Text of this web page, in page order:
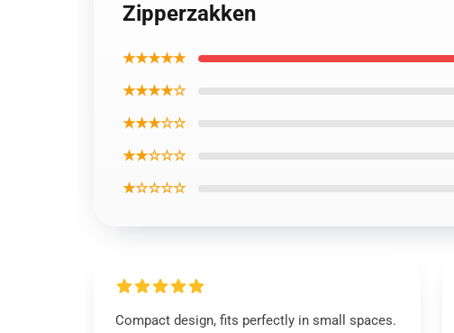
Zipperzakken
★★★★★
★★★★☆
★★★☆☆
★★☆☆☆
★☆☆☆☆
Compact design, fits perfectly in small spaces.